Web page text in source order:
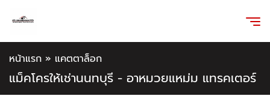
หน้าแรก » แคตตาล็อก
แม็คโครให้เช่านนทบุรี - อาหมวยแหม่ม แทรคเตอร์